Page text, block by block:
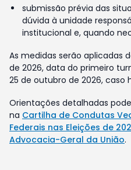
submissão prévia das
dúvida à unidade
institucional e, quando
As medidas serão aplicadas
de 2026, data do primeiro
25 de outubro de 2026, caso
Orientações detalhadas
na Cartilha de Condutas
Federais nas Eleições de
Advocacia-Geral da União.